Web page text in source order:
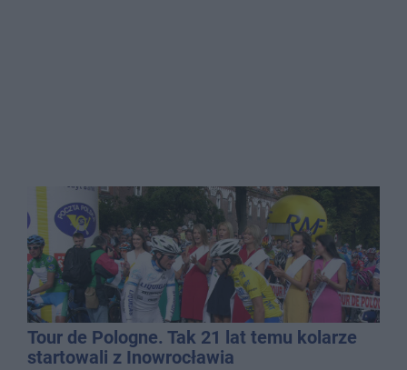
Tour de Pologne. Tak 21 lat temu kolarze
startowali z Inowrocławia